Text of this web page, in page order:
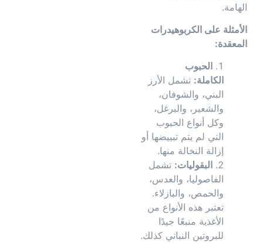
الهامة.
الأمثلة على الكربوهيدرات
المعقدة:
الحبوب
الكاملة: تشمل الأرز
البني، والشوفان،
والشعير، والبرغل،
وكل أنواع الحبوب
التي لم يتم تبييضها أو
إزالة النخالة منها.
البقوليات: تشمل
الفاصوليا، والعدس،
والحمص، والبازلاء.
تعتبر هذه الأنواع من
الأغذية منبعًا جيدًا
للبروتين النباتي كذلك.